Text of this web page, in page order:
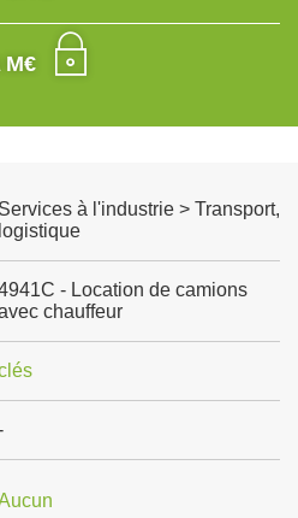
M€
Services à l'industrie > Transport,
logistique
- Location de camions
chauffeur